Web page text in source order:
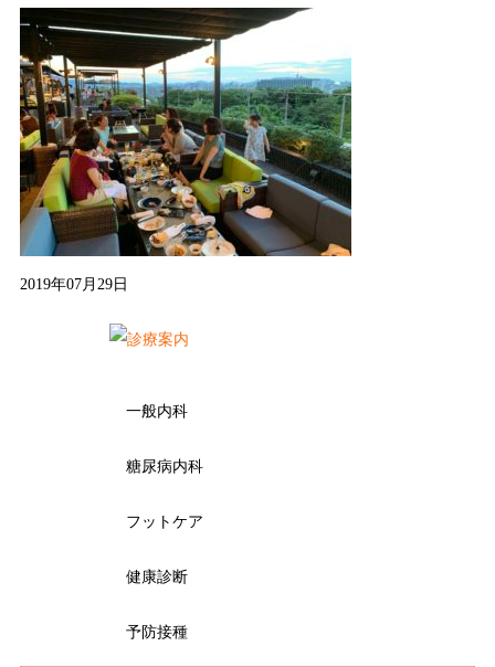
2019年07月29日
一般内科
糖尿病内科
フットケア
健康診断
予防接種